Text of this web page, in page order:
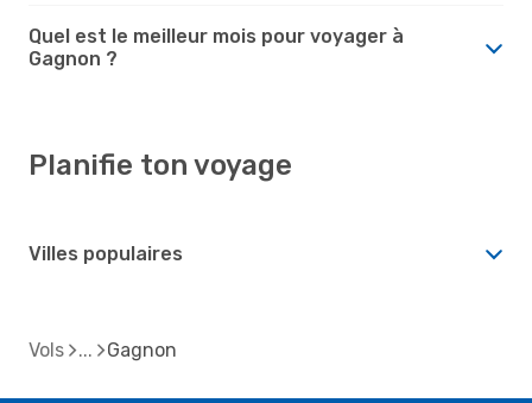
Quel est le meilleur mois pour voyager à
Gagnon ?
Planifie ton voyage
Villes populaires
Vols Gagnon